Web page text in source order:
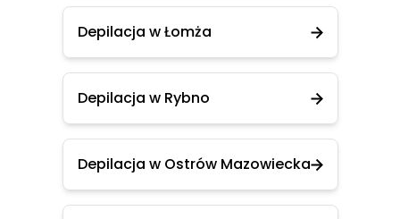
Depilacja w Łomża
Depilacja w Rybno
Depilacja w Ostrów Mazowiecka